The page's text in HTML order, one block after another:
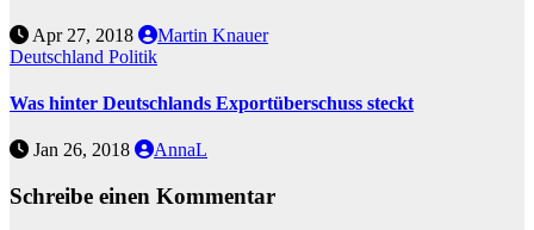
Apr 27, 2018
Martin Knauer
Deutschland Politik
Was hinter Deutschlands Exportüberschuss steckt
Jan 26, 2018 AnnaL
Schreibe einen Kommentar